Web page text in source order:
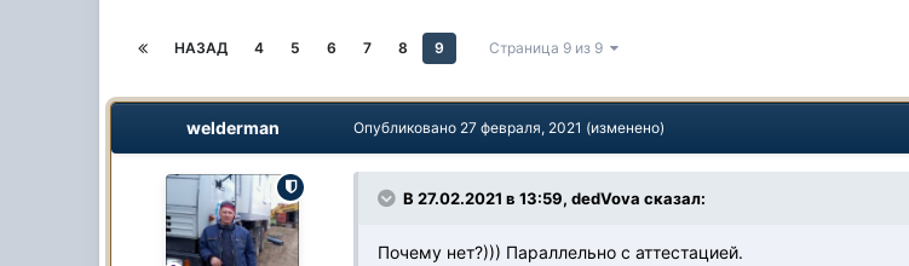
НАЗАД 4 5 6 7 8 9 Страница 9 из 9
welderman Опубликовано 27 февраля, 2021 (изменено)
В 27.02.2021 в 13:59, dedVova сказал:
Почему нет?))) Параллельно с аттестацией.